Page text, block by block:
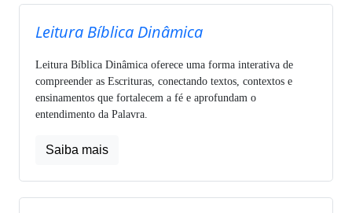
Leitura Bíblica Dinâmica
Leitura Bíblica Dinâmica oferece uma forma interativa de
compreender as Escrituras, conectando textos, contextos e
ensinamentos que fortalecem a fé e aprofundam o
entendimento da Palavra.
Saiba mais